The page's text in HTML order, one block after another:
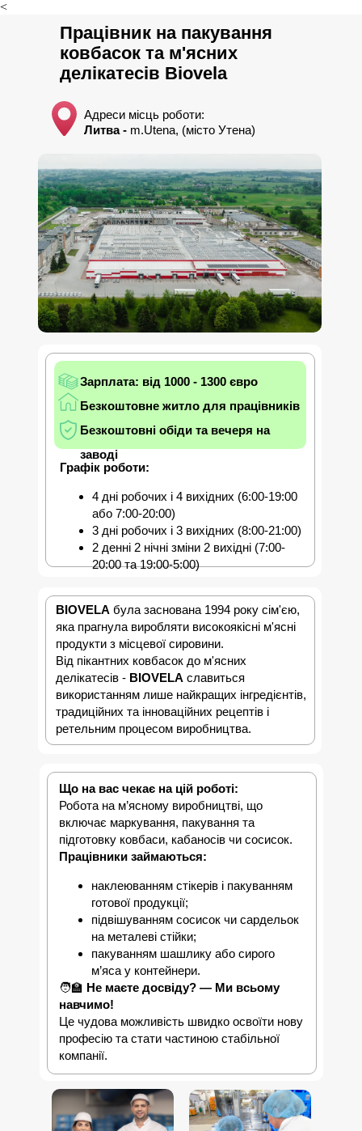
<
Працівник на пакування
ковбасок та м'ясних
делікатесів Biovela
Адреси місць роботи:
Литва - m.Utena, (місто Утена)
Зарплата: від 1000 - 1300 євро
Безкоштовне житло для працівників
Безкоштовні обіди та вечеря на
заводі
Графік роботи:
4 дні робочих і 4 вихідних (6:00-19:00
або 7:00-20:00)
3 дні робочих і 3 вихідних (8:00-21:00)
2 денні 2 нічні зміни 2 вихідні (7:00-
20:00 та 19:00-5:00)
Що на вас чекає на цій роботі:
Робота на м’ясному виробництві, що
включає маркування, пакування та
підготовку ковбаси, кабаносів чи сосисок.
Працівники займаються:
наклеюванням стікерів і пакуванням
готової продукції;
підвішуванням сосисок чи сардельок
на металеві стійки;
пакуванням шашлику або сирого
м’яса у контейнери.
🧑‍🏫 Не маєте досвіду? — Ми всьому
навчимо!
Це чудова можливість швидко освоїти нову
професію та стати частиною стабільної
компанії.
BIOVELA була заснована 1994 року сім'єю,
яка прагнула виробляти високоякісні м'ясні
продукти з місцевої сировини.
Від пікантних ковбасок до м'ясних
делікатесів - BIOVELA славиться
використанням лише найкращих інгредієнтів,
традиційних та інноваційних рецептів і
ретельним процесом виробництва.